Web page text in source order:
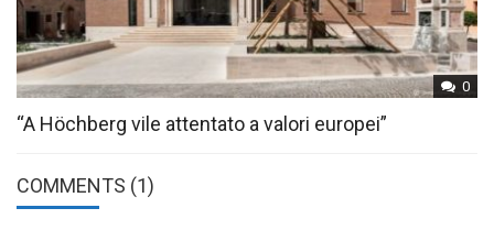
0
“A Höchberg vile attentato a valori europei”
COMMENTS (1)